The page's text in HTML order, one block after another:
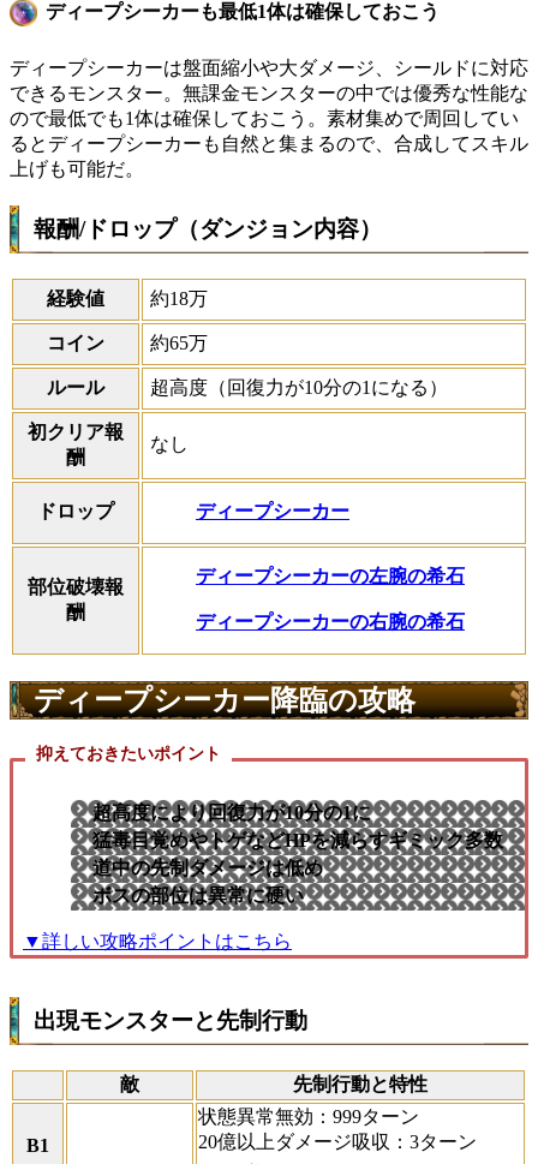
ディープシーカーも最低1体は確保しておこう
ディープシーカーは盤面縮小や大ダメージ、シールドに対応
できるモンスター。無課金モンスターの中では優秀な性能な
ので最低でも1体は確保しておこう。素材集めで周回してい
るとディープシーカーも自然と集まるので、合成してスキル
上げも可能だ。
報酬/ドロップ（ダンジョン内容）
経験値 約18万
コイン 約65万
ルール 超高度（回復力が10分の1になる）
初クリア報
酬
なし
ドロップ ディープシーカー
部位破壊報
酬
ディープシーカーの左腕の希石
ディープシーカーの右腕の希石
ディープシーカー降臨の攻略
抑えておきたいポイント
超高度により回復力が10分の1に
猛毒目覚めやトゲなどHPを減らすギミック多数
道中の先制ダメージは低め
ボスの部位は異常に硬い
▼詳しい攻略ポイントはこちら
出現モンスターと先制行動
敵 先制行動と特性
B1
状態異常無効：999ターン
20億以上ダメージ吸収：3ターン